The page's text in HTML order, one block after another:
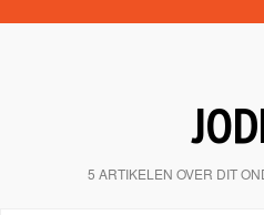
5 ARTIKELEN OVER DIT